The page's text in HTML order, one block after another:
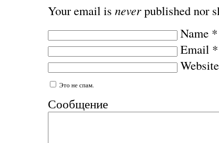
Your email is neverpublished nor
Name *
Email *
Website
Это не спам.
Сообщение